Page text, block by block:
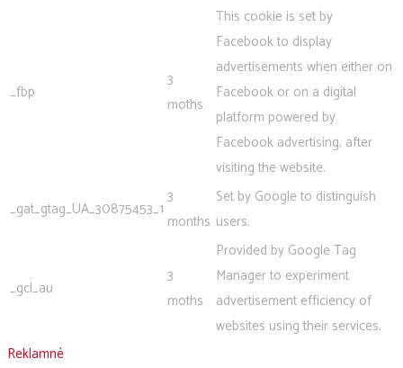
_fbp
3
moths
This cookie is set by
Facebook to display
advertisements when either on
Facebook or on a digital
platform powered by
Facebook advertising, after
visiting the website.
_gat_gtag_UA_30875453_1
3
months
Set by Google to distinguish
users.
_gcl_au
3
moths
Provided by Google Tag
Manager to experiment
advertisement efficiency of
websites using their services.
Reklamné